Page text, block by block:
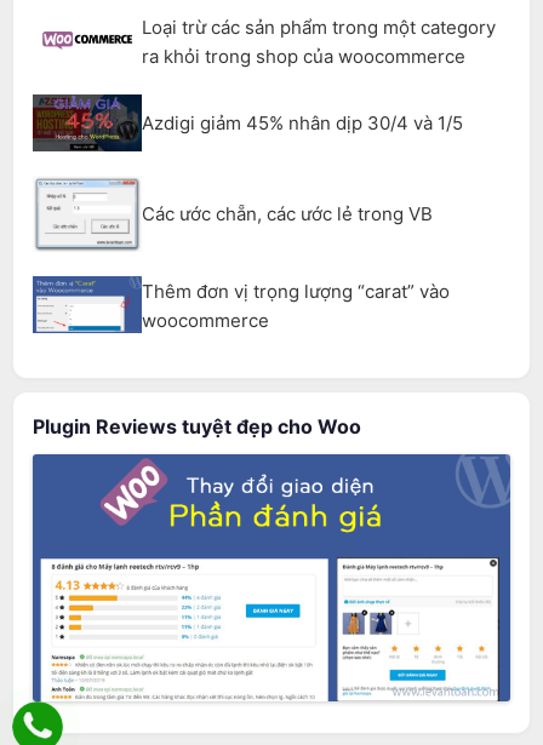
Loại trừ các sản phẩm trong một category
ra khỏi trong shop của woocommerce
Azdigi giảm 45% nhân dịp 30/4 và 1/5
Các ước chẵn, các ước lẻ trong VB
Thêm đơn vị trọng lượng “carat” vào
woocommerce
Plugin Reviews tuyệt đẹp cho Woo